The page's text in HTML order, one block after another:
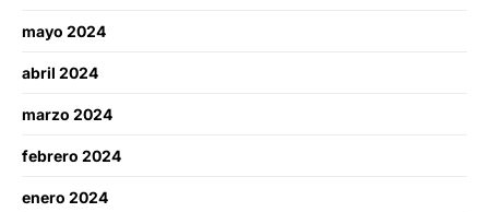
mayo 2024
abril 2024
marzo 2024
febrero 2024
enero 2024